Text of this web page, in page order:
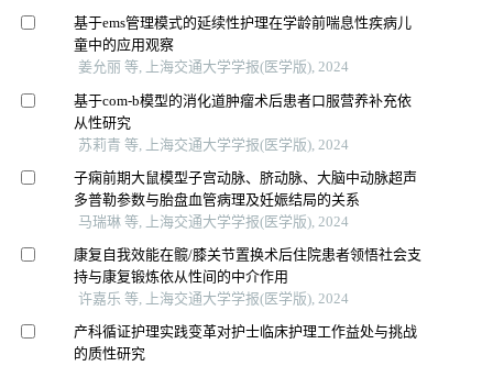
基于ems管理模式的延续性护理在学龄前喘息性疾病儿
童中的应用观察
姜允丽 等, 上海交通大学学报(医学版), 2024
基于com-b模型的消化道肿瘤术后患者口服营养补充依
从性研究
苏莉青 等, 上海交通大学学报(医学版), 2024
子痫前期大鼠模型子宫动脉、脐动脉、大脑中动脉超声
多普勒参数与胎盘血管病理及妊娠结局的关系
马瑞琳 等, 上海交通大学学报(医学版), 2024
康复自我效能在髋/膝关节置换术后住院患者领悟社会支
持与康复锻炼依从性间的中介作用
许嘉乐 等, 上海交通大学学报(医学版), 2024
产科循证护理实践变革对护士临床护理工作益处与挑战
的质性研究